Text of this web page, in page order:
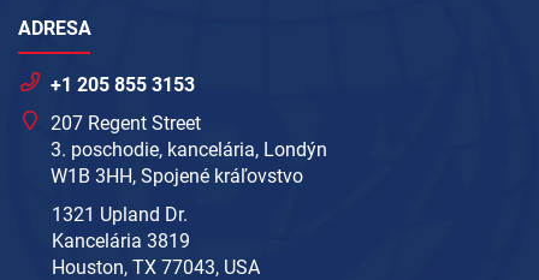
ADRESA
+1 205 855 3153
207 Regent Street
3. poschodie, kancelária, Londýn
W1B 3HH, Spojené kráľovstvo
1321 Upland Dr.
Kancelária 3819
Houston, TX 77043, USA